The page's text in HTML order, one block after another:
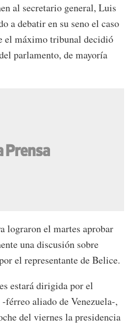
al secretario general, Luis
a debatir en su seno el caso
el máximo tribunal decidió
parlamento, de mayoría
lograron el martes aprobar
una discusión sobre
el representante de Belice.
estará dirigida por el
aliado de Venezuela-,
del viernes la presidencia